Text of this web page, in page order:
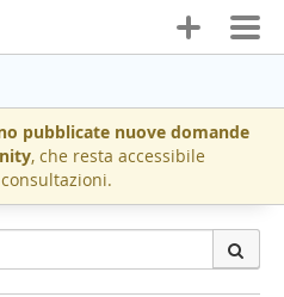
pubblicate nuove domande
, che resta accessibile